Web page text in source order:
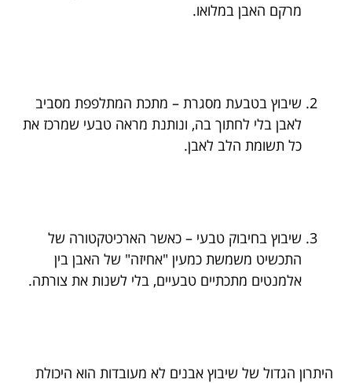
מרקם האבן במלואו.
שיבוץ בטבעת מסגרת – מתכת המתלפפת מסביב
לאבן בלי לחתוך בה, ונותנת מראה טבעי שמרכז את
כל תשומת הלב לאבן.
שיבוץ בחיבוק טבעי – כאשר הארכיטקטורה של
התכשיט משמשת כמעין "אחיזה" של האבן בין
אלמנטים מתכתיים טבעיים, בלי לשנות את צורתה.
היתרון הגדול של שיבוץ אבנים לא מעובדות הוא היכולת